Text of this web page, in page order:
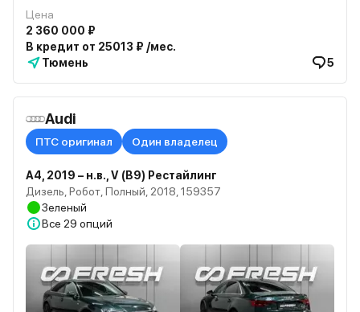
Цена
2 360 000 ₽
В кредит от 25013 ₽ /мес.
Тюмень
5
Audi
ПТС оригинал Один владелец
A4, 2019 – н.в., V (B9) Рестайлинг
Дизель, Робот, Полный, 2018, 159357
Зеленый
Все 29 опций